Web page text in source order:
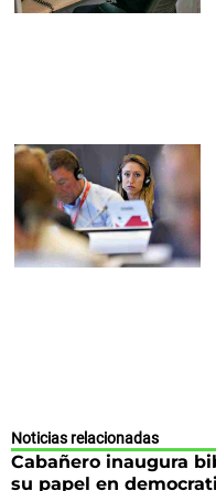
Noticias relacionadas
Cabañero inaugura
su papel en